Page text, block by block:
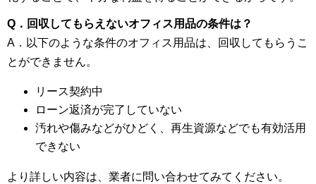
Q．回収してもらえないオフィス用品の条件は？
A．以下のような条件のオフィス用品は、回収してもらうこ
とができません。
リース契約中
ローン返済が完了していない
汚れや傷みなどがひどく、再生資源などでも有効活用
できない
より詳しい内容は、業者に問い合わせてみてください。